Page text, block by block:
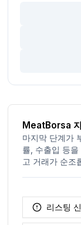
MeatBorsa
마지막 단계가
률, 수출입 등
고 거래가 순조
리스팅